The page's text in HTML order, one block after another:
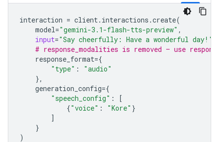
interaction = client. interactions .create(
model="gemini-3.1-flash-tts-preview" ,
input="Say cheerfully: Have a wonderful day!"
# response_modalities is removed — use
response_format={
"type" :
"audio"
},
generation_config={
"speech_config" :
[
{"voice" : "Kore" }
]
}
)